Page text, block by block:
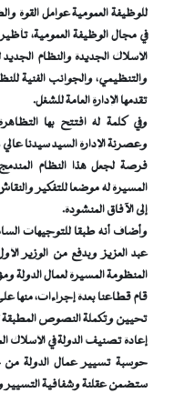
للوظيفة العمومية عوامل القوة
في مجال الوظيفة العمومية،
الأسلاك الجديدة والنظام
والتنظيمي، والجوانب الفنية
تقدمها الإدارة العامة للشغل.
وفي كلمة له افتتح بها
وعصرنة الإدارة السيد سيدنا
فرصة لجعل هذا النظام المندمج
المسيرة له موضعا للتفكير
إلى الآفاق المنشودة.
وأضاف أنه طبقا للتوجيهات
عبد العزيز وبدفع من الوزير
المنظومة المسيرة لعمال الدولة
قام قطاعنا بعدة إجراءات، منها
تحيين وتكملة النصوص المطبقة
إعادة تصنيف الدولة في الأسلاك
حوسبة تسيير عمال الدولة من
ستضمن عقلنة وشفافية التسيير